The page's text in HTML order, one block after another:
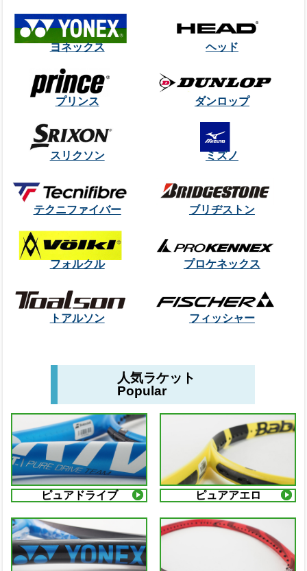
ヨネックス ヘッド
プリンス ダンロップ
スリクソン ミズノ
テクニファイバー ブリヂストン
フォルクル プロケネックス
トアルソン フィッシャー
人気ラケット
Popular
ピュアドライブ ピュアアエロ